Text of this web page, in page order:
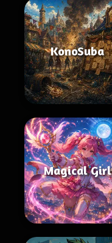
KonoSuba
Magical Girl